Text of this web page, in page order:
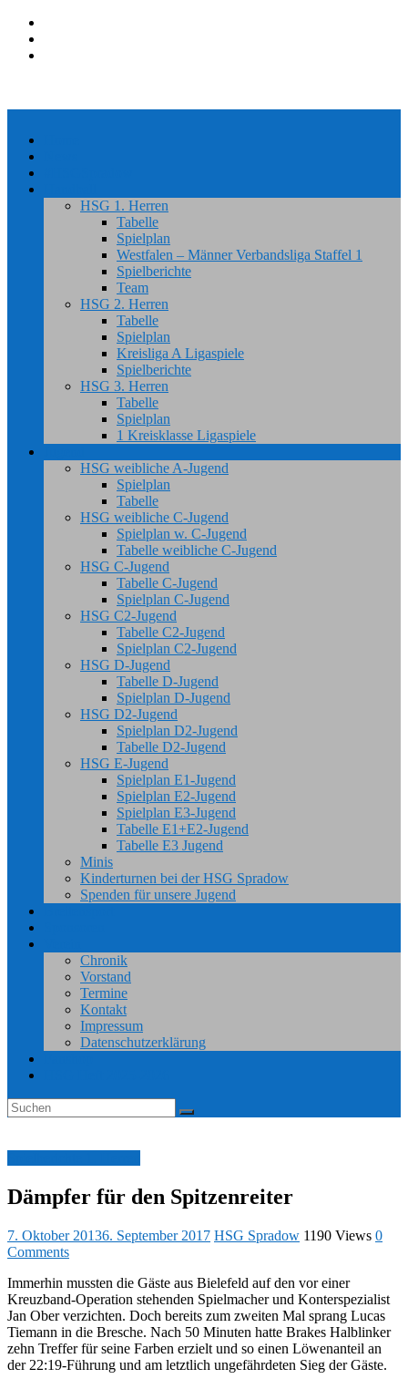
HSG 1. Herren
Tabelle
Spielplan
Westfalen – Männer Verbandsliga Staffel 1
Spielberichte
Team
HSG 2. Herren
Tabelle
Spielplan
Kreisliga A Ligaspiele
Spielberichte
HSG 3. Herren
Tabelle
Spielplan
1 Kreisklasse Ligaspiele
HSG weibliche A-Jugend
Spielplan
Tabelle
HSG weibliche C-Jugend
Spielplan w. C-Jugend
Tabelle weibliche C-Jugend
HSG C-Jugend
Tabelle C-Jugend
Spielplan C-Jugend
HSG C2-Jugend
Tabelle C2-Jugend
Spielplan C2-Jugend
HSG D-Jugend
Tabelle D-Jugend
Spielplan D-Jugend
HSG D2-Jugend
Spielplan D2-Jugend
Tabelle D2-Jugend
HSG E-Jugend
Spielplan E1-Jugend
Spielplan E2-Jugend
Spielplan E3-Jugend
Tabelle E1+E2-Jugend
Tabelle E3 Jugend
Minis
Kinderturnen bei der HSG Spradow
Spenden für unsere Jugend
Chronik
Vorstand
Termine
Kontakt
Impressum
Datenschutzerklärung
Dämpfer für den Spitzenreiter
7. Oktober 20136. September 2017 HSG Spradow 1190 Views 0
Comments
Immerhin mussten die Gäste aus Bielefeld auf den vor einer
Kreuzband-Operation stehenden Spielmacher und Konterspezialist
Jan Ober verzichten. Doch bereits zum zweiten Mal sprang Lucas
Tiemann in die Bresche. Nach 50 Minuten hatte Brakes Halblinker
zehn Treffer für seine Farben erzielt und so einen Löwenanteil an
der 22:19-Führung und am letztlich ungefährdeten Sieg der Gäste.